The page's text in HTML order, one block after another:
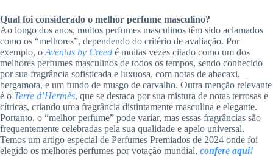
Qual foi considerado o melhor perfume masculino?
Ao longo dos anos, muitos perfumes masculinos têm sido aclamados
como os “melhores”, dependendo do critério de avaliação. Por
exemplo, o Aventus by Creed é muitas vezes citado como um dos
melhores perfumes masculinos de todos os tempos, sendo conhecido
por sua fragrância sofisticada e luxuosa, com notas de abacaxi,
bergamota, e um fundo de musgo de carvalho. Outra menção relevante
é o Terre d’Hermès, que se destaca por sua mistura de notas terrosas e
cítricas, criando uma fragrância distintamente masculina e elegante.
Portanto, o “melhor perfume” pode variar, mas essas fragrâncias são
frequentemente celebradas pela sua qualidade e apelo universal.
Temos um artigo especial de Perfumes Premiados de 2024 onde foi
elegido os melhores perfumes por votação mundial, confere aqui!